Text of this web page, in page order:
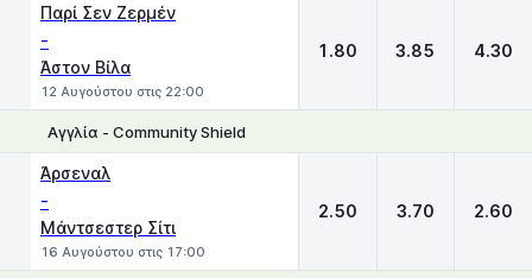
Παρί Σεν Ζερμέν
-
Άστον Βίλα
12 Αυγούστου στις 22:00
1.80 3.85 4.30
Αγγλία - Community Shield
Άρσεναλ
-
Μάντσεστερ Σίτι
16 Αυγούστου στις 17:00
2.50 3.70 2.60